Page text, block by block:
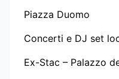
Piazza Duomo
Concerti e DJ set
Ex-Stac – Palazzo